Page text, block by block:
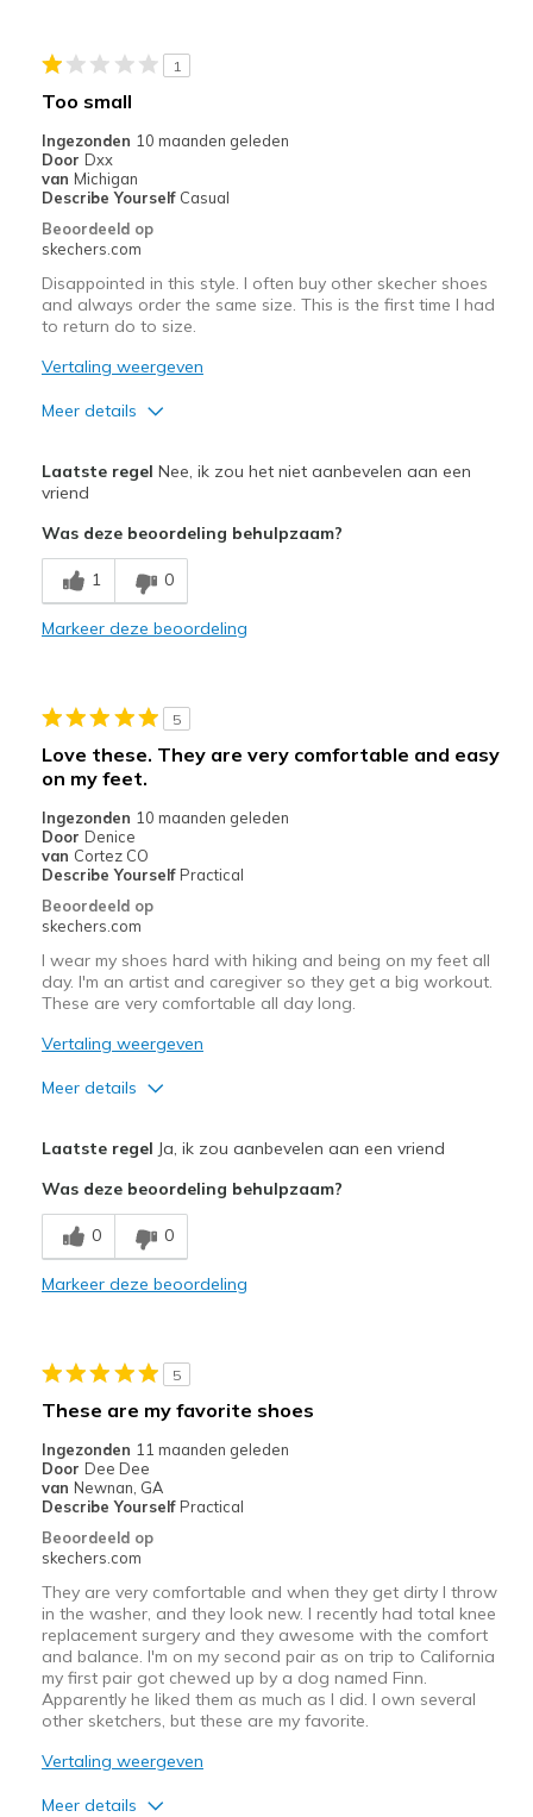
Wear Out Quickly
Beste toepassingen
Casual Wear
Going Out
Sizing
Feels true to size
View On Shoes
1
Too small
Ingezonden 10 maanden geleden
Door Dxx
van Michigan
Describe Yourself Casual
Beoordeeld op
skechers.com
Disappointed in this style. I often buy other skecher shoes
and always order the same size. This is the first time I had
to return do to size.
Vertaling weergeven
Meer details
Sizing
Feels half size too small
Laatste regel Nee, ik zou het niet aanbevelen aan een
vriend
Was deze beoordeling behulpzaam?
1 0
Markeer deze beoordeling
5
Love these. They are very comfortable and easy
on my feet.
Ingezonden 10 maanden geleden
Door Denice
van Cortez CO
Describe Yourself Practical
Beoordeeld op
skechers.com
I wear my shoes hard with hiking and being on my feet all
day. I'm an artist and caregiver so they get a big workout.
These are very comfortable all day long.
Vertaling weergeven
Meer details
Comfortable
Stylish
View On Shoes
I'm Into Shoes
Laatste regel Ja, ik zou aanbevelen aan een vriend
Was deze beoordeling behulpzaam?
0 0
Markeer deze beoordeling
5
These are my favorite shoes
Ingezonden 11 maanden geleden
Door Dee Dee
van Newnan, GA
Describe Yourself Practical
Beoordeeld op
skechers.com
They are very comfortable and when they get dirty I throw
in the washer, and they look new. I recently had total knee
replacement surgery and they awesome with the comfort
and balance. I'm on my second pair as on trip to California
my first pair got chewed up by a dog named Finn.
Apparently he liked them as much as I did. I own several
other sketchers, but these are my favorite.
Vertaling weergeven
Meer details